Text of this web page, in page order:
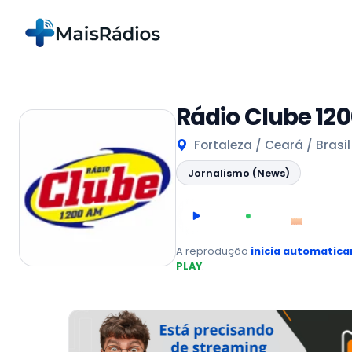
Rádio Clube
Fortaleza / Ceará / Brasil
Jornalismo (News)
AO VIVO
A reprodução inicia
PLAY.